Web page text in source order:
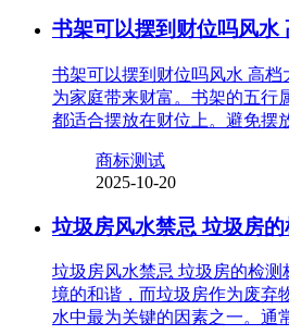
书架可以摆到财位吗风水
书架可以摆到财位吗风水 高
为家庭带来财富。书架的五行
都适合摆放在财位上。避免摆
商标测试
2025-10-20
垃圾房风水禁忌 垃圾房
垃圾房风水禁忌 垃圾房的检
境的和谐，而垃圾房作为废弃
水中最为关键的因素之一。通